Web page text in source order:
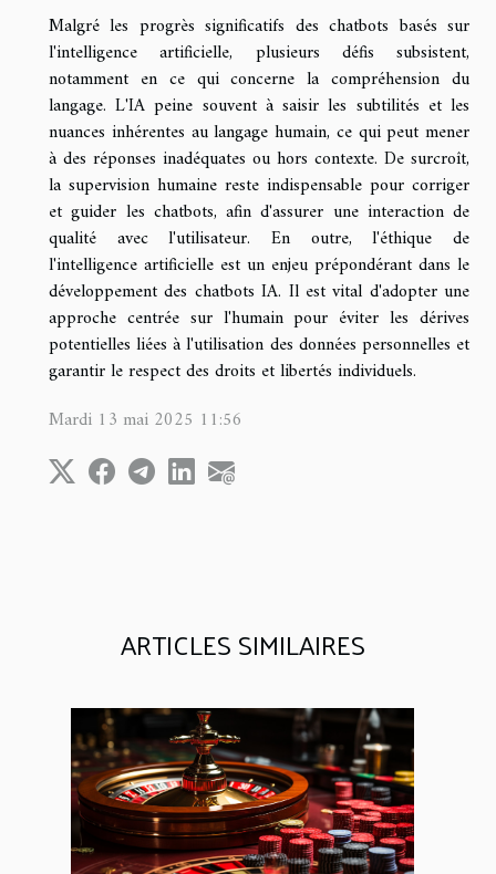
ARTICLES SIMILAIRES
Malgré les progrès significatifs des chatbots basés sur
l'intelligence artificielle, plusieurs défis subsistent,
notamment en ce qui concerne la compréhension du
langage. L'IA peine souvent à saisir les subtilités et les
nuances inhérentes au langage humain, ce qui peut mener
à des réponses inadéquates ou hors contexte. De surcroît,
la supervision humaine reste indispensable pour corriger
et guider les chatbots, afin d'assurer une interaction de
qualité avec l'utilisateur. En outre, l'éthique de
l'intelligence artificielle est un enjeu prépondérant dans le
développement des chatbots IA. Il est vital d'adopter une
approche centrée sur l'humain pour éviter les dérives
potentielles liées à l'utilisation des données personnelles et
garantir le respect des droits et libertés individuels.
Mardi 13 mai 2025 11:56